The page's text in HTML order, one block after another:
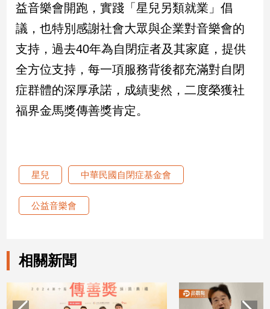
娛
星
聞
流
行/
時
追
活
內
設
旅
益音樂會開跑，實踐「星兒另類就業」倡
議，也特別感謝社會大眾與企業對音樂會的
支持，過去40年為自閉症者及其家庭，提供
全方位支持，每一項服務背後都充滿對自閉
症群體的深厚承諾，成績斐然，二度榮獲社
福界金馬獎傳善獎肯定。
星兒 中華民國自閉症基金會
公益音樂會
相關新聞